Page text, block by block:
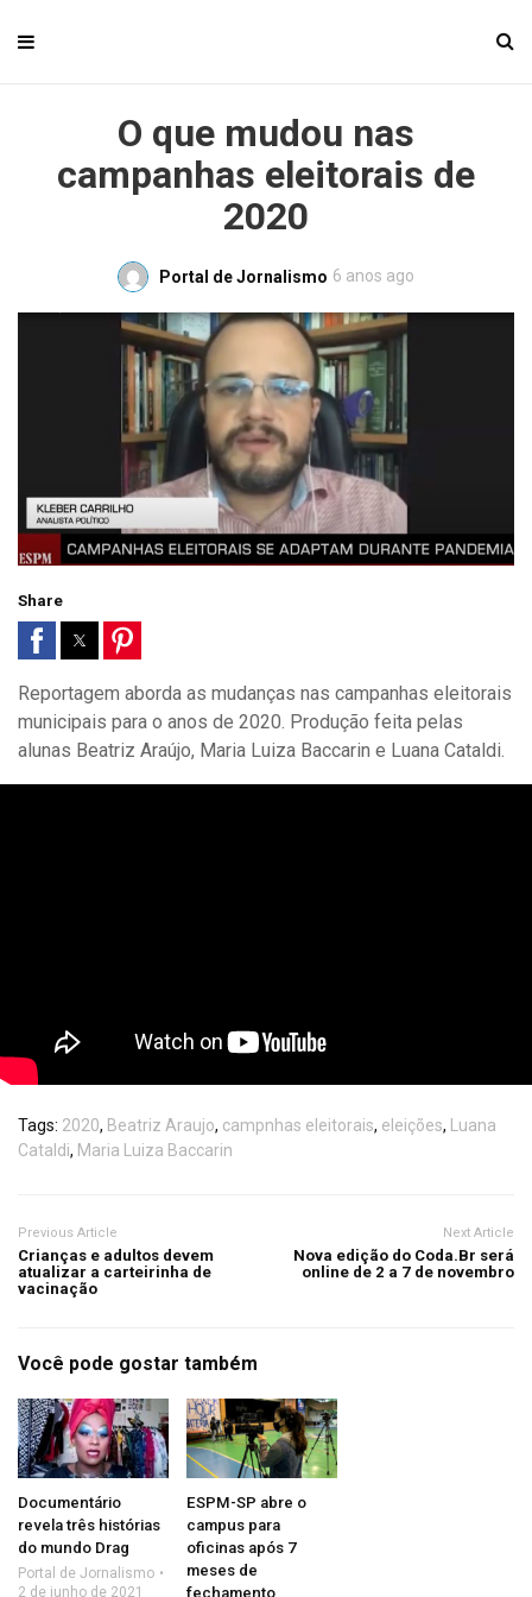
O que mudou nas
campanhas eleitorais de
2020
Portal de Jornalismo 6 anos ago
Share
Reportagem aborda as mudanças nas campanhas eleitorais
municipais para o anos de 2020. Produção feita pelas
alunas Beatriz Araújo, Maria Luiza Baccarin e Luana Cataldi.
Tags: 2020, Beatriz Araujo, campnhas eleitorais, eleições,
Luana
Cataldi, Maria Luiza Baccarin
Previous Article
Crianças e adultos devem
atualizar a carteirinha de
vacinação
Next Article
Nova edição do Coda.Br será
online de 2 a 7 de novembro
Você pode gostar também
Documentário
revela três histórias
do mundo Drag
Portal de Jornalismo
2 de junho de 2021
ESPM-SP abre o
campus para
oficinas após 7
meses de
fechamento